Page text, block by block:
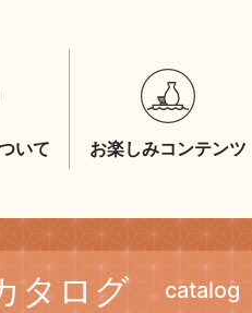
いて お楽しみコンテンツ
タログ catalog